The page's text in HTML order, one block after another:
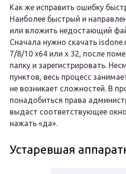
Как же исправить ошибку
Наиболее быстрый и
или вложить недостающий
Сначала нужно скачать
7/8/10 x64 или x 32, после
папку и зарегистрировать.
пунктов, весь процесс
не возникает сложностей. В
понадобиться права
выдаст соответствующее
нажать «да».
Устаревшая